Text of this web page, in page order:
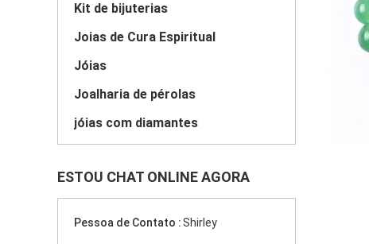
Kit de bijuterias
Joias de Cura Espiritual
Jóias
Joalharia de pérolas
jóias com diamantes
ESTOU CHAT ONLINE AGORA
Pessoa de Contato :Shirley